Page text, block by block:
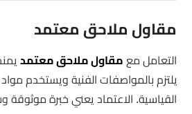
مقاول ملاحق معتمد
التعامل معمقاول ملاحق معتمد
يلتزم بالمواصفات الفنية ويستخدم
القياسية. الاعتماد يعني خبرة